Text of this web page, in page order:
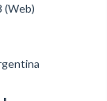
(Web)